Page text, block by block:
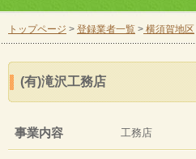
トップページ > 登録業者一覧 > 横須賀地区
(有)滝沢工務店
事業内容 工務店